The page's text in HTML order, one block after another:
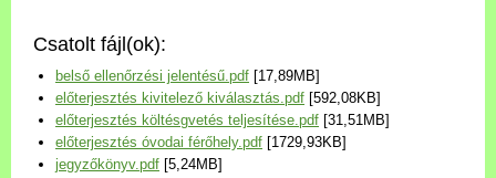
Választási információk
Versenyképes Járások
Program
Csatolt fájl(ok):
belső ellenőrzési jelentésű.pdf [17,89MB]
előterjesztés kivitelező kiválasztás.pdf [592,08KB]
előterjesztés költésgvetés teljesítése.pdf [31,51MB]
előterjesztés óvodai férőhely.pdf [1729,93KB]
jegyzőkönyv.pdf [5,24MB]